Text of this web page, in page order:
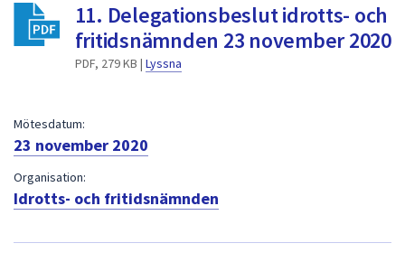
för
att
11. Delegationsbeslut idrotts- och
fritidsnämnden 23 november 2020
PDF, 279 KB | Lyssna
Mötesdatum:
23 november 2020
Organisation:
Idrotts- och fritidsnämnden